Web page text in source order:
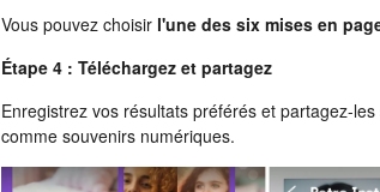
Vous pouvez choisir l'une des six mises en
Étape 4 : Téléchargez et partagez
Enregistrez vos résultats préférés et partagez-
comme souvenirs numériques.